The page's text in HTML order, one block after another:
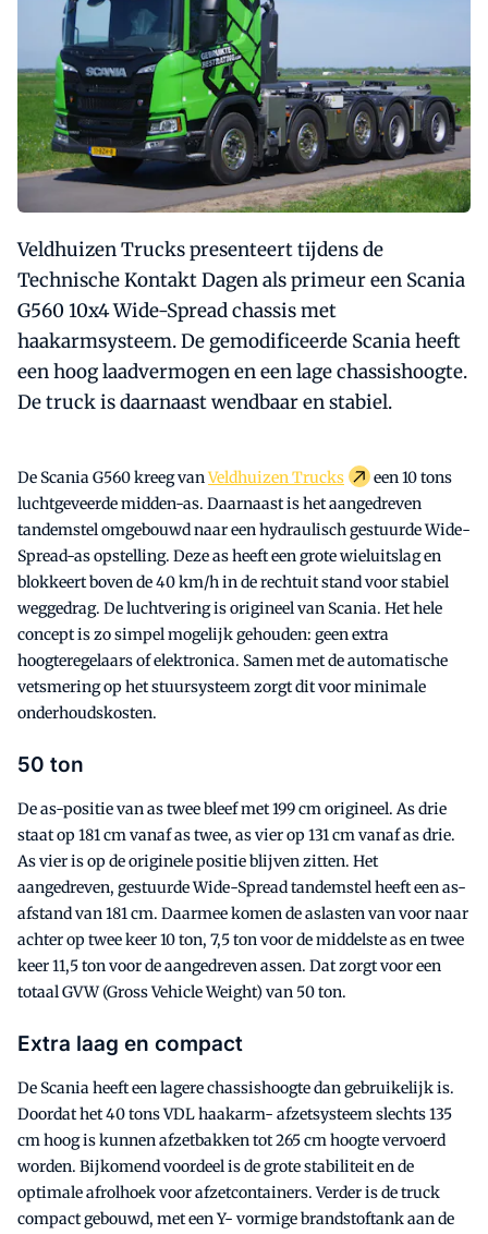
Veldhuizen Trucks presenteert tijdens de
Technische Kontakt Dagen als primeur een Scania
G560 10x4 Wide-Spread chassis met
haakarmsysteem. De gemodificeerde Scania heeft
een hoog laadvermogen en een lage chassishoogte.
De truck is daarnaast wendbaar en stabiel.
De Scania G560 kreeg vanVeldhuizen Trucks
een 10 tons
luchtgeveerde midden-as. Daarnaast is het aangedreven
tandemstel omgebouwd naar een hydraulisch gestuurde Wide-
Spread-as opstelling. Deze as heeft een grote wieluitslag en
blokkeert boven de 40 km/h in de rechtuit stand voor stabiel
weggedrag. De luchtvering is origineel van Scania. Het hele
concept is zo simpel mogelijk gehouden: geen extra
hoogteregelaars of elektronica. Samen met de automatische
vetsmering op het stuursysteem zorgt dit voor minimale
onderhoudskosten.
50 ton
De as-positie van as twee bleef met 199 cm origineel. As drie
staat op 181 cm vanaf as twee, as vier op 131 cm vanaf as drie.
As vier is op de originele positie blijven zitten. Het
aangedreven, gestuurde Wide-Spread tandemstel heeft een as-
afstand van 181 cm. Daarmee komen de aslasten van voor naar
achter op twee keer 10 ton, 7,5 ton voor de middelste as en twee
keer 11,5 ton voor de aangedreven assen. Dat zorgt voor een
totaal GVW (Gross Vehicle Weight) van 50 ton.
Extra laag en compact
De Scania heeft een lagere chassishoogte dan gebruikelijk is.
Doordat het 40 tons VDL haakarm- afzetsysteem slechts 135
cm hoog is kunnen afzetbakken tot 265 cm hoogte vervoerd
worden. Bijkomend voordeel is de grote stabiliteit en de
optimale afrolhoek voor afzetcontainers. Verder is de truck
compact gebouwd, met een Y- vormige brandstoftank aan de